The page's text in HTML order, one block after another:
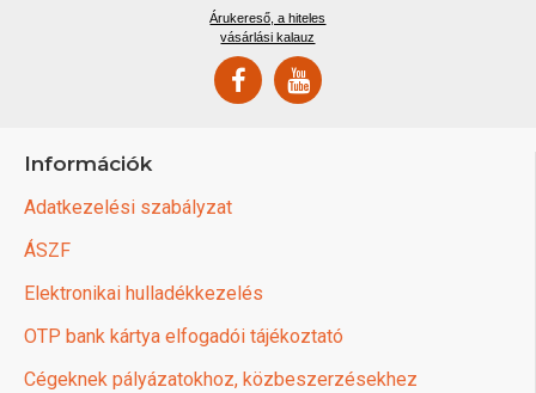
Árukereső, a hiteles
vásárlási kalauz
Információk
Adatkezelési szabályzat
ÁSZF
Elektronikai hulladékkezelés
OTP bank kártya elfogadói tájékoztató
Cégeknek pályázatokhoz, közbeszerzésekhez